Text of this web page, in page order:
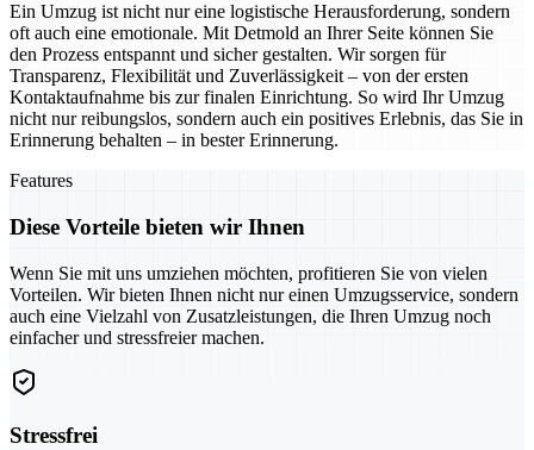
Ein Umzug ist nicht nur eine logistische Herausforderung, sondern
oft auch eine emotionale. Mit Detmold an Ihrer Seite können Sie
den Prozess entspannt und sicher gestalten. Wir sorgen für
Transparenz, Flexibilität und Zuverlässigkeit – von der ersten
Kontaktaufnahme bis zur finalen Einrichtung. So wird Ihr Umzug
nicht nur reibungslos, sondern auch ein positives Erlebnis, das Sie in
Erinnerung behalten – in bester Erinnerung.
Features
Diese Vorteile bieten wir Ihnen
Wenn Sie mit uns umziehen möchten, profitieren Sie von vielen
Vorteilen. Wir bieten Ihnen nicht nur einen Umzugsservice, sondern
auch eine Vielzahl von Zusatzleistungen, die Ihren Umzug noch
einfacher und stressfreier machen.
Stressfrei